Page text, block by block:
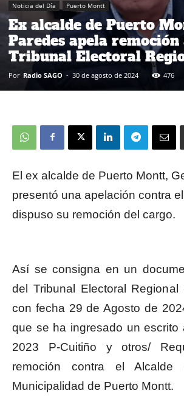
Noticia del Día Puerto Montt
Ex alcalde de Puerto
Paredes apela
Tribunal Electoral
Por Radio SAGO - 30 de agosto de 2024 476
El ex alcalde de Puerto Montt,
presentó una apelación contra
dispuso su remoción del cargo.
Así se consigna en un
del Tribunal Electoral
con fecha 29 de Agosto de
que se ha ingresado un escrito
2023 P-Cuitiño y otros/
remoción contra el
Municipalidad de Puerto Montt.